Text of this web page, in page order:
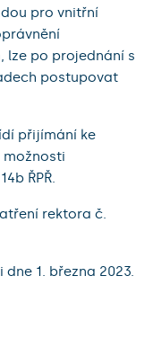
pro vnitřní
lze po projednání s
postupovat
přijímání ke
možnosti
ŘPŘ.
rektora č.
1. března 2023.